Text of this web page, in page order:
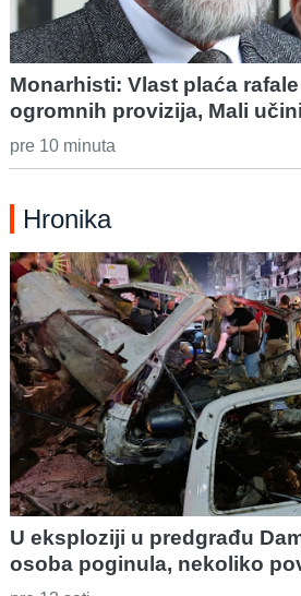
Monarhisti: Vlast plaća
ogromnih provizija, Mali
pre 10 minuta
Hronika
U eksploziji u predgrađu
osoba poginula, nekoliko